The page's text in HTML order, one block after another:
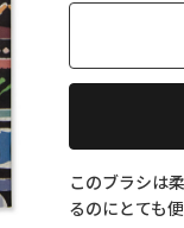
このブラシは
るのにとても便